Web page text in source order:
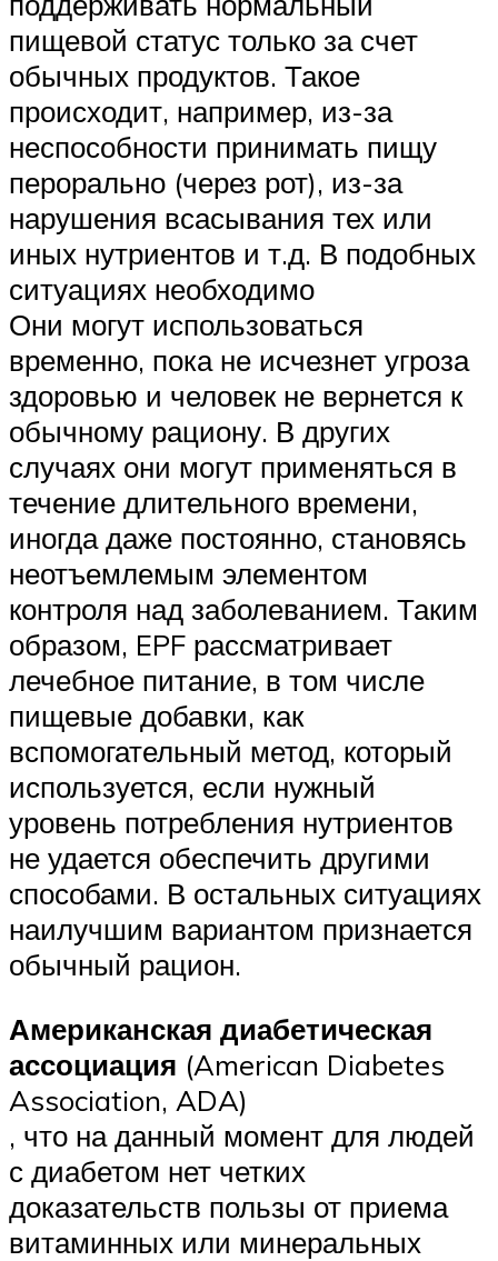
пищевой статус только за счет
обычных продуктов. Такое
происходит, например, из-за
неспособности принимать пищу
перорально (через рот), из-за
нарушения всасывания тех или
иных нутриентов и т.д. В подобных
ситуациях необходимо
Они могут использоваться
временно, пока не исчезнет угроза
здоровью и человек не вернется к
обычному рациону. В других
случаях они могут применяться в
течение длительного времени,
иногда даже постоянно, становясь
неотъемлемым элементом
контроля над заболеванием. Таким
образом, EPF рассматривает
лечебное питание, в том числе
пищевые добавки, как
вспомогательный метод, который
используется, если нужный
уровень потребления нутриентов
не удается обеспечить другими
способами. В остальных ситуациях
наилучшим вариантом признается
обычный рацион.
Американская диабетическая
ассоциация (American Diabetes
Association, ADA)
, что на данный момент для людей
с диабетом нет четких
доказательств пользы от приема
витаминных или минеральных